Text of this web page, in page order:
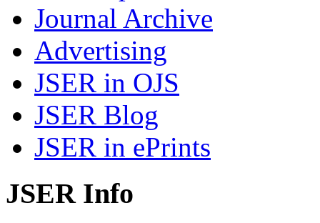
Journal Archive
Advertising
JSER in OJS
JSER Blog
JSER in ePrints
JSER Info